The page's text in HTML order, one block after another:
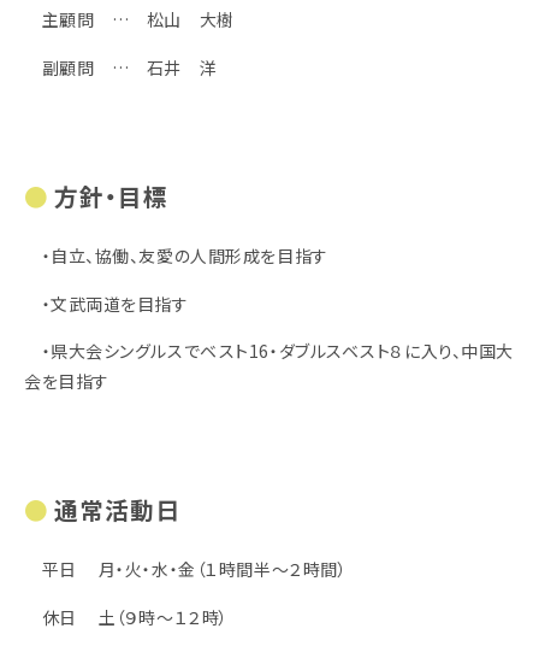
主顧問 … 松山 大樹
副顧問 … 石井 洋
方針・目標
・自立、協働、友愛の人間形成を目指す
・文武両道を目指す
・県大会シングルスでベスト16・ダブルスベスト８に入り、中国大
会を目指す
通常活動日
平日 月・火・水・金（１時間半～２時間）
休日 土（９時～１２時）